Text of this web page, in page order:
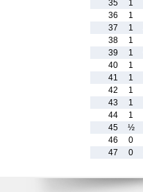
35
1
36
1
37
1
38
1
39
1
40
1
41
1
42
1
43
1
44
1
45
½
46
0
47
0